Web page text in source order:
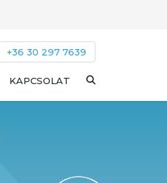
+36 30 297 7639
KAPCSOLAT